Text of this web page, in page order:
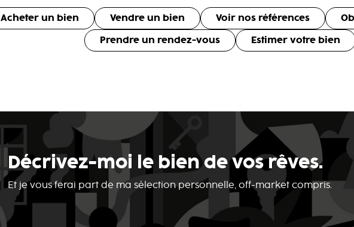
Acheter un bien Vendre un bien Voir nos références
Prendre un rendez-vous Estimer votre bien
Décrivez-moi le bien de vos rêves.
Et je vous ferai part de ma sélection personnelle, off-market compris.